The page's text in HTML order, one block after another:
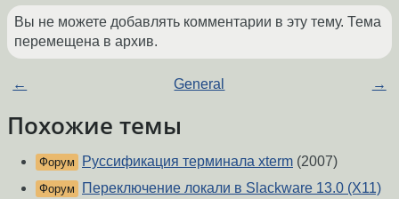
Вы не можете добавлять комментарии в эту тему. Тема
перемещена в архив.
← General →
Похожие темы
Форум Руссификация терминала xterm (2007)
Форум
Переключение локали в Slackware 13.0 (X11)